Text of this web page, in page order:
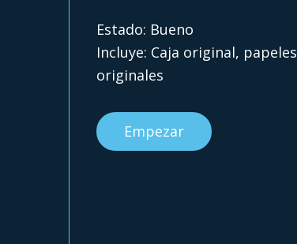
Estado: Bueno
Incluye: Caja original, papeles
originales
Empezar